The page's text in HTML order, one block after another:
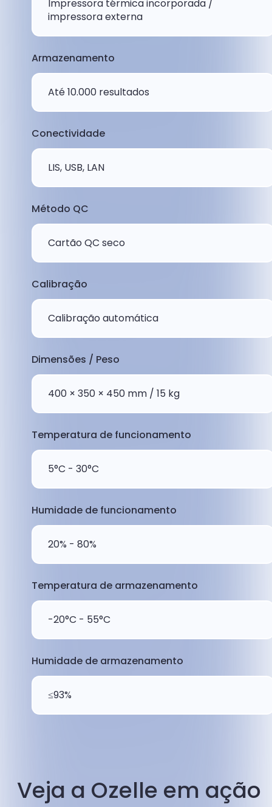
Impressora térmica incorporada /
impressora externa
Armazenamento
Até 10.000 resultados
Conectividade
LIS, USB, LAN
Método QC
Cartão QC seco
Calibração
Calibração automática
Dimensões / Peso
400 × 350 × 450 mm / 15 kg
Temperatura de funcionamento
5°C - 30°C
Humidade de funcionamento
20% - 80%
Temperatura de armazenamento
-20°C - 55°C
Humidade de armazenamento
≤93%
Veja a Ozelle em ação